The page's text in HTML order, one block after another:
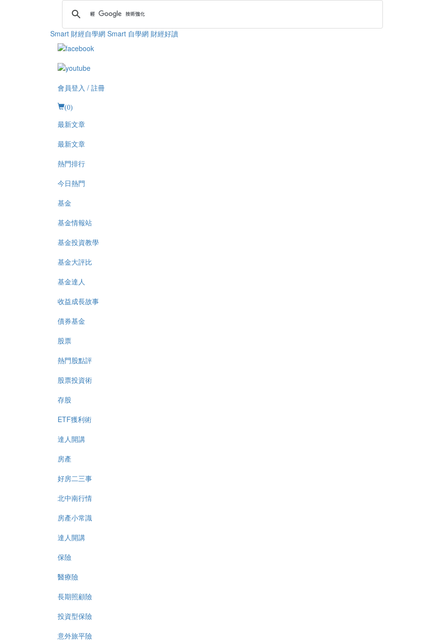
Smart 財經自學網 Smart 自學網 財經好讀
會員登入 / 註冊
(0)
最新文章
最新文章
熱門排行
今日熱門
基金
基金情報站
基金投資教學
基金大評比
基金達人
收益成長故事
債券基金
股票
熱門股點評
股票投資術
存股
ETF獲利術
達人開講
房產
好房二三事
北中南行情
房產小常識
達人開講
保險
醫療險
長期照顧險
投資型保險
意外旅平險